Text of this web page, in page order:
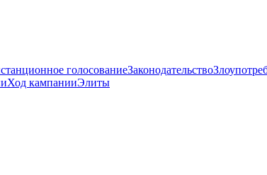
голосованиеЗаконодательство
Ход кампанииЭлиты